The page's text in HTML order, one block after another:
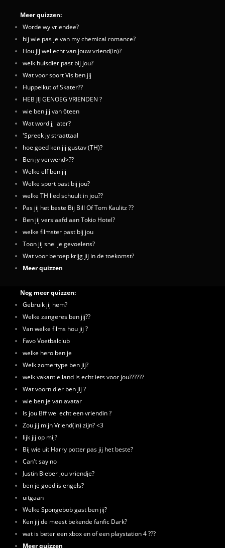
Meer quizzen:
Worde wy vriendee?
bij wie pas je van my chemical romance?
Hou jij wel echt van jouw vriend(in)?
welk huisdier past bij jou?
Wat voor soort Vis ben jij
Huppelkut of Skater??
HEB JIJ GENOEG VRIENDEN ?
wie ben jij van 6teen
Wat word jj later?
'Spreek jy straattaal
hoe goed ken jij gustav (TH)?
Ben jy verwend>??
Welke elf ben jij
Welke sport past bij jou?
welke TH lied schuult in jou??
Pas jij het beste Bij Bill Of Tom Kaulitz ??
Ben jij verslaafd aan Tokio Hotel?
welke filmster past bij jou
Toon jij snel je gevoelens?
Wat voor beroep krijg jij in de toekomst?
Meer quizzen
Nog meer quizzen:
Gebruik jij hem?
Welke zangeres ben jij??
Van welke films hou jij ?
Favo Voetbalclub
welke hero ben je
Welk zomertype ben jij?
welk vakantie land is echt iets voor jou??????
Wat voorn dier ben jij ?
wie ben je van avatar
Is jou Bff wel echt een vriendin ?
Zou jij mijn Vriend(in) zijn? <3
lijk jij op mij?
Bij wie uit Harry potter pas jij het beste?
Can't say no
Justin Bieber jou vriendje?
ben je goed is engels?
uitgaan
Welke Spongebob gast ben jij?
Ken jij de meest bekende fanfic Dark?
wat is beter een xbox en of een playstation 4 ???
Meer quizzen